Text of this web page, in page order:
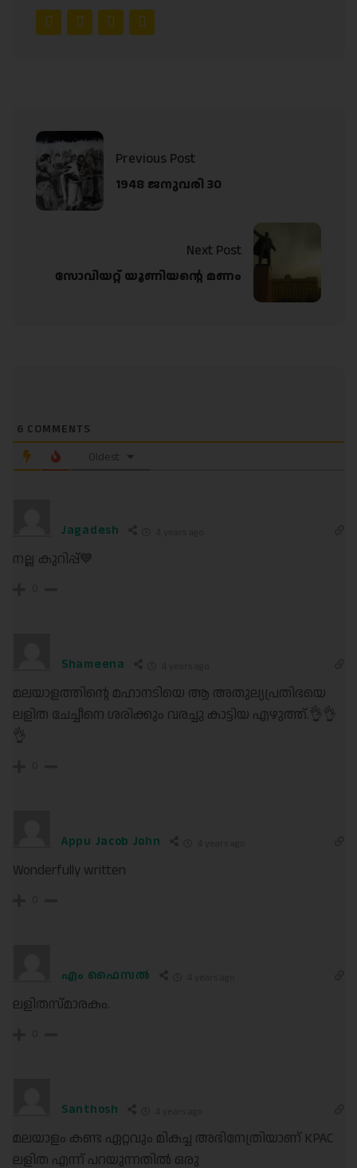
Previous Post
1948 ജനുവരി 30
Next Post
സോവിയറ്റ് യൂണിയന്റെ മണം
6 COMMENTS
Oldest
Jagadesh
നല്ല കുറിപ്പ്💙
Shameena
മലയാളത്തിൻ്റെ മഹാനടിയെ ആ അതുല്യപ്രതിഭയെ
ലളിത ചേച്ചീനെ ശരിക്കും വരച്ചു കാട്ടിയ എഴുത്ത്.👌👌
👌
Appu Jacob John
Wonderfully written
എം ഫൈസൽ
ലളിതസ്മാരകം.
Santhosh
മലയാളം കണ്ട ഏറ്റവും മികച്ച അഭിനേത്രിയാണ് KPAC
ലളിത എന്ന് പറയുന്നതിൽ ഒരു